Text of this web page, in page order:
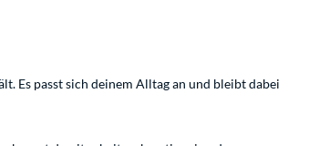
Es passt sich deinem Alltag an und bleibt dabei